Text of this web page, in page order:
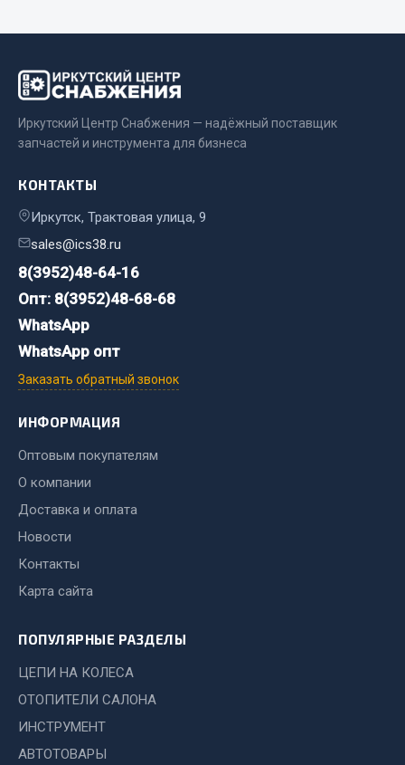
Весь раздел
РТИ
Кольца уплотнительные
Манжеты
Паронит
Патрубки
Прокладки
Рукава высокого давления
Автомобильная электрика
Автолампы
Блоки реле и предохранителей
Вилки нагрузочные
Выключатели и переключатели клавишные
Выключатель массы
Показать ещё
Весь раздел
Иркутский Центр Снабжения — надёжный поставщик
запчастей и инструмента для бизнеса
КОНТАКТЫ
Иркутск, Трактовая улица, 9
sales@ics38.ru
8(3952)48-64-16
Опт: 8(3952)48-68-68
WhatsApp
WhatsApp опт
Заказать обратный звонок
ИНФОРМАЦИЯ
Оптовым покупателям
О компании
Доставка и оплата
Новости
Контакты
Карта сайта
ПОПУЛЯРНЫЕ РАЗДЕЛЫ
ЦЕПИ НА КОЛЕСА
ОТОПИТЕЛИ САЛОНА
ИНСТРУМЕНТ
АВТОТОВАРЫ